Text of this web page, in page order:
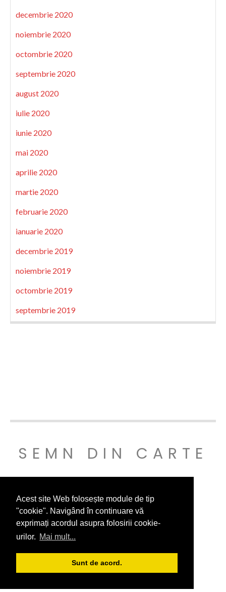
Acest site Web folosește module de tip
"cookie". Navigând în continuare vă
exprimați acordul asupra folosirii cookie-
urilor. Mai mult...
Sunt de acord.
decembrie 2020
noiembrie 2020
octombrie 2020
septembrie 2020
august 2020
iulie 2020
iunie 2020
mai 2020
aprilie 2020
martie 2020
februarie 2020
ianuarie 2020
decembrie 2019
noiembrie 2019
octombrie 2019
septembrie 2019
SEMN DIN CARTE